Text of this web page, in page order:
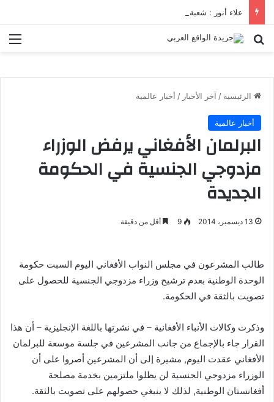
بحث عن
الرئيسية / آخر الأخبار / أخبار عالمية
أخبار عالمية
البرلمان الأفغاني يرفض الوزراء
مزدوجي الجنسية في الحكومة
الجديدة
13 ديسمبر، 2014 9 أقل من دقيقة
طالب المشرعون في مجلس النواب الأفغاني اليوم السبت حكومة
الوحدة الوطنية بعدم ترشيح وزراء مزدوجي الجنسية للحصول على
تصويت بالثقة في الحكومة.
وذكرت وكالات الأنباء الأفغانية – في نشرتها باللغة الإنجليزية – أن هذا
القرار جاء بالإجماع من جانب المشرعين في جلسة موسعة للبرلمان
الأفغاني عقدت اليوم, مشيرة إلى أن المشرعين أصروا على أن
الوزراء مزدوجي الجنسية لن يظلوا ملتزمين بخدمة مصلحة
أفغانستان الوطنية, لذلك لا ينبغي حصولهم على تصويت بالثقة.